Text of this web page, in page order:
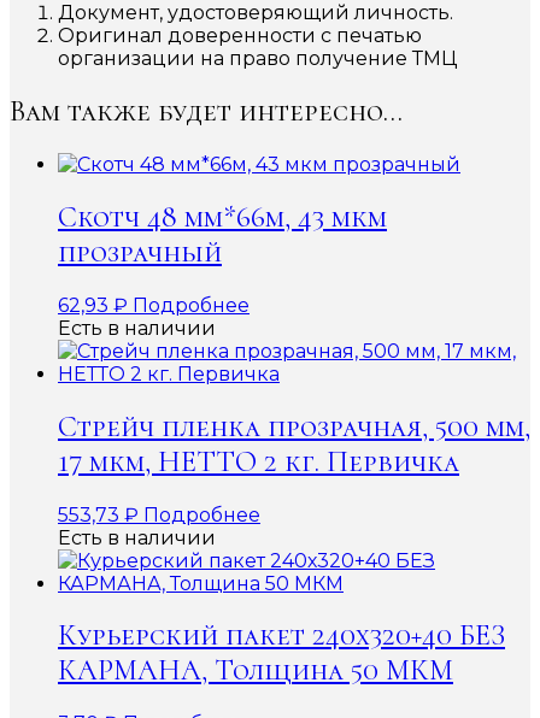
Документ, удостоверяющий личность.
Оригинал доверенности с печатью
организации на право получение ТМЦ
Вам также будет интересно…
Скотч 48 мм*66м, 43 мкм
прозрачный
62,93 ₽ Подробнее
Есть в наличии
Стрейч пленка прозрачная, 500 мм,
17 мкм, НЕТТО 2 кг. Первичка
553,73 ₽ Подробнее
Есть в наличии
Курьерский пакет 240х320+40 БЕЗ
КАРМАНА, Толщина 50 МКМ